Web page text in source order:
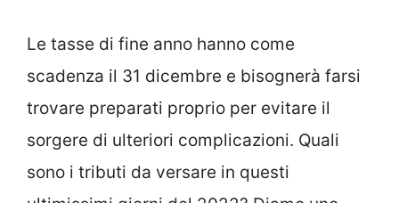
Le tasse di fine anno hanno come
scadenza il 31 dicembre e bisognerà farsi
trovare preparati proprio per evitare il
sorgere di ulteriori complicazioni. Quali
sono i tributi da versare in questi